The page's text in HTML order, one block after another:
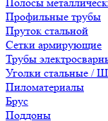
Профильные трубы
Пруток стальной
Сетки армирующие
Трубы
Уголки стальные /
Пиломатериалы
Брус
Поддоны